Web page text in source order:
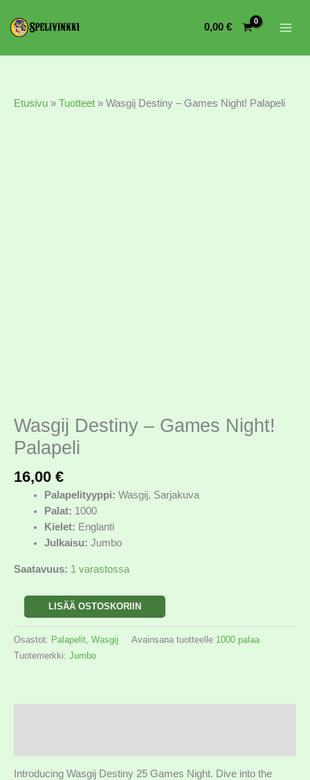
0,00 €
Etusivu » Tuotteet » Wasgij Destiny – Games Night! Palapeli
Wasgij Destiny – Games Night!
Palapeli
16,00 €
Palapelityyppi: Wasgij, Sarjakuva
Palat: 1000
Kielet: Englanti
Julkaisu: Jumbo
Saatavuus: 1 varastossa
LISÄÄ OSTOSKORIIN
Osastot: Palapelit Wasgij Avainsana tuotteelle 1000 palaa
Tuotemerkki: Jumbo
Introducing Wasgij Destiny 25 Games Night. Dive into the